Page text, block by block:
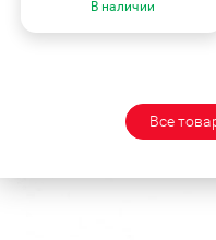
В наличии
Все